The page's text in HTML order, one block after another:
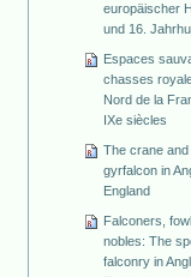
europäischer
und 16.
Espaces
chasses
Nord de la
IXe siècles
The crane and
gyrfalcon in
England
Falconers,
nobles: The
falconry in